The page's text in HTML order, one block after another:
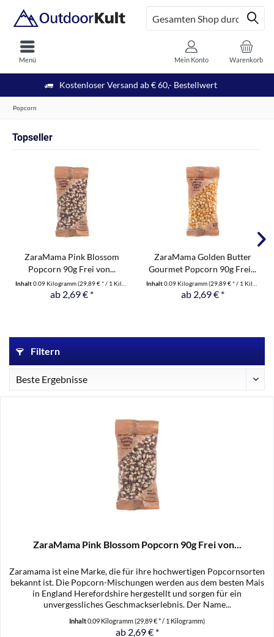
Kostenloser Versand ab € 60,- Bestellwert
Menü Warenkorb
Mein Konto
Popcorn
Topseller
ZaraMama Pink Blossom
Popcorn 90g Frei von...
Inhalt0.09 Kilogramm(29,89 € * / 1 Kilogramm)
ab 2,69 € *
ZaraMama Golden Butter
Gourmet Popcorn 90g Frei...
Inhalt0.09 Kilogramm(29,89 € * / 1 Kilogramm)
ab 2,69 € *
Filtern
ZaraMama Pink Blossom Popcorn 90g Frei von...
Zaramama ist eine Marke, die für ihre hochwertigen Popcornsorten
bekannt ist. Die Popcorn-Mischungen werden aus dem besten Mais
in England Herefordshire hergestellt und sorgen für ein
unvergessliches Geschmackserlebnis. Der Name...
Inhalt0.09 Kilogramm(29,89 € * / 1 Kilogramm)
ab 2,69 € *